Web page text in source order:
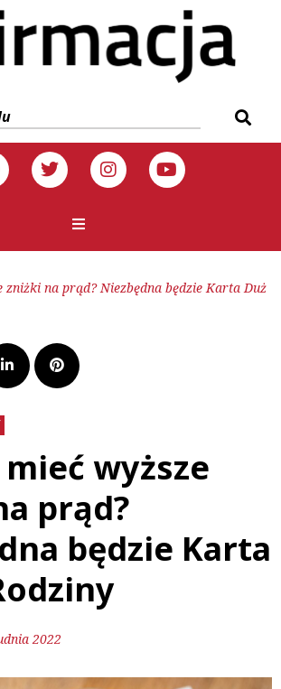
zniżki na prąd? Niezbędna będzie Karta Duż
mieć wyższe
prąd?
będzie Karta
2022